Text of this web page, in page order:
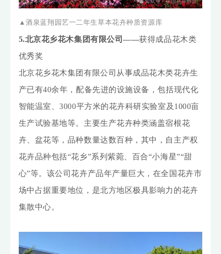
▲酒泉蓝翔园艺一二年生草本花卉种质资源库
5.北京花乡花木集团有限公司——获得成品花木类
优秀奖
北京花乡花木集团有限公司从事成品花木类花卉生
产已有40余年，配备先进的设施设备，包括现代化
智能温室、3000平方米的花卉科研实验室及1000亩
生产试验基地等。主要生产花卉种类涵盖宿根花
卉、盆花等，品种数量达数百种，其中，自主产权
花卉品种包括“花乡”系列紫菀、百合“小海星”“甜
心”等。该公司花卉产品年产量巨大，在全国花卉市
场中占据重要地位，是北方地区极具影响力的花卉
集散中心。